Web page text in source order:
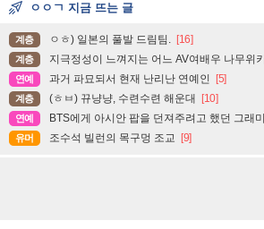
ㅇㅇㄱ 지금 뜨는 글
계층 ㅇㅎ) 일본의 풀발 드림팀. [16]
계층 지극정성이 느껴지는 어느 AV여배우 나무위
연예 과거 파묘되서 현재 난리난 연예인 [5]
계층 (ㅎㅂ) 뀨냥냥, 수련수련 해운대 [10]
연예 BTS에게 아시안 팝을 던져주려고 했던 그래미
유머 조수석 빌런의 목구멍 조교 [9]